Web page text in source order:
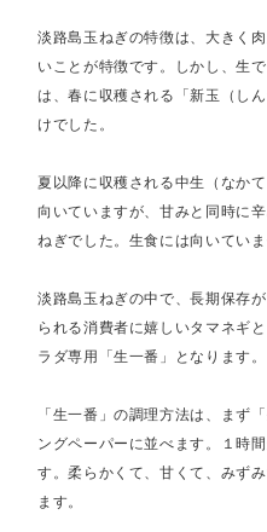
淡路島玉ねぎの特徴は、大きく
いことが特徴です。しかし、生
は、春に収穫される「新玉（し
けでした。
夏以降に収穫される中生（なか
向いていますが、甘みと同時に
ねぎでした。生食には向いていま
淡路島玉ねぎの中で、長期保存
られる消費者に嬉しいタマネギ
ラダ専用「生一番」となります。
「生一番」の調理方法は、まず
ングペーパーに並べます。１時
す。柔らかくて、甘くて、みず
ます。